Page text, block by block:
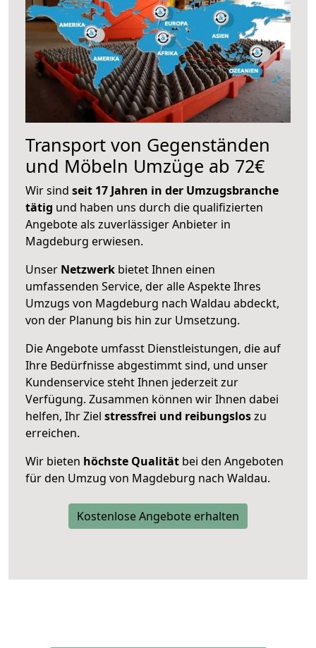
Transport von Gegenständen
und Möbeln Umzüge ab 72€
Wir sind seit 17 Jahren in der Umzugsbranche
tätig und haben uns durch die qualifizierten
Angebote als zuverlässiger Anbieter in
Magdeburg erwiesen.
Unser Netzwerk bietet Ihnen einen
umfassenden Service, der alle Aspekte Ihres
Umzugs von Magdeburg nach Waldau abdeckt,
von der Planung bis hin zur Umsetzung.
Die Angebote umfasst Dienstleistungen, die auf
Ihre Bedürfnisse abgestimmt sind, und unser
Kundenservice steht Ihnen jederzeit zur
Verfügung. Zusammen können wir Ihnen dabei
helfen, Ihr Ziel stressfrei und reibungsloszu
erreichen.
Wir bieten höchste Qualität bei den Angeboten
für den Umzug von Magdeburg nach Waldau.
Kostenlose Angebote erhalten